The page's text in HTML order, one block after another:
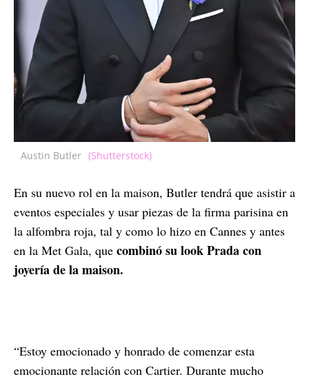
Austin Butler (Shutterstock)
En su nuevo rol en la maison, Butler tendrá que asistir a
eventos especiales y usar piezas de la firma parisina en
la alfombra roja, tal y como lo hizo en Cannes y antes
en la Met Gala, que combinó su look Prada con
joyería de la maison.
“Estoy emocionado y honrado de comenzar esta
emocionante relación con Cartier. Durante mucho